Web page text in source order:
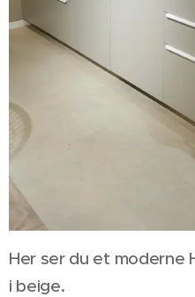
Her ser du et moderne
i beige.